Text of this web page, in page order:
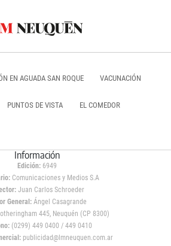
EN AGUADA SAN ROQUE VACUNACIÓN
PUNTOS DE VISTA EL COMEDOR
Información
Edición: 6949
Comunicaciones y Medios S.A
Juan Carlos Schroeder
General:Ángel Casagrande
445, Neuquén (CP 8300)
(0299) 449 0400 / 449 0410
publicidad@lmneuquen.com.ar